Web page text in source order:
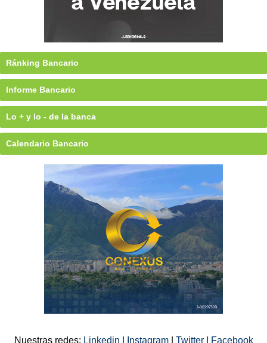
Ránking Bancario
Informe Bancario
Lo + y lo - de la banca
Calendario Bancario
Nuestras redes: Linkedin Instagram Twitter Facebook